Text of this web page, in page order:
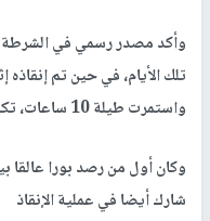
وأكد مصدر رسمي في الشرطة
واستمرت طيلة 10 ساعات، تكللت باستخراجه من بين الصخور.
وكان أول من رصد بورا عالقا
شارك أيضا في عملية الإنقاذ